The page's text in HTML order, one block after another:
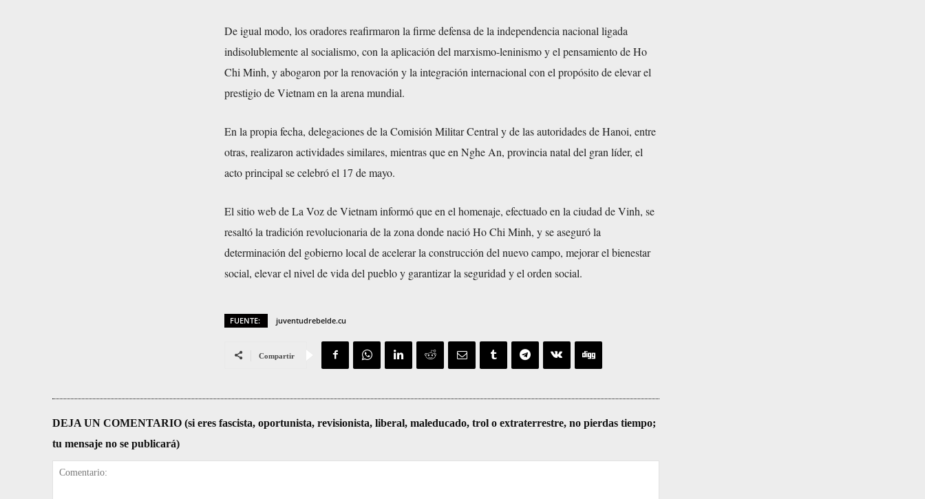
De igual modo, los oradores reafirmaron la firme defensa de la independencia nacional ligada
indisolublemente al socialismo, con la aplicación del marxismo-leninismo y el pensamiento de Ho
Chi Minh, y abogaron por la renovación y la integración internacional con el propósito de elevar el
prestigio de Vietnam en la arena mundial.
En la propia fecha, delegaciones de la Comisión Militar Central y de las autoridades de Hanoi, entre
otras, realizaron actividades similares, mientras que en Nghe An, provincia natal del gran líder, el
acto principal se celebró el 17 de mayo.
El sitio web de La Voz de Vietnam informó que en el homenaje, efectuado en la ciudad de Vinh, se
resaltó la tradición revolucionaria de la zona donde nació Ho Chi Minh, y se aseguró la
determinación del gobierno local de acelerar la construcción del nuevo campo, mejorar el bienestar
social, elevar el nivel de vida del pueblo y garantizar la seguridad y el orden social.
FUENTE: juventudrebelde.cu
Compartir
DEJA UN COMENTARIO (si eres fascista, oportunista, revisionista, liberal, maleducado, trol o extraterrestre, no pierdas tiempo;
tu mensaje no se publicará)